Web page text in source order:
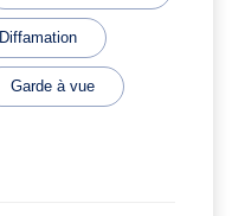
Diffamation
Garde à vue